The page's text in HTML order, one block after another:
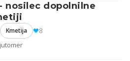
nosilec dopolnilne
Kmetija 8